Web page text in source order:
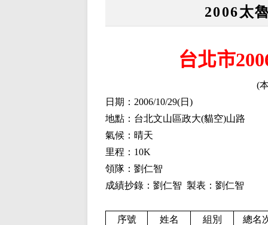
2006太
台北市
(
日期：2006/10/29(日)
地點： 台北文山區政大(貓空)山路
氣候：晴天
里程：10K
領隊：劉仁智
成績抄錄：劉仁智 製表：劉仁智
序號 姓名 組別
總名